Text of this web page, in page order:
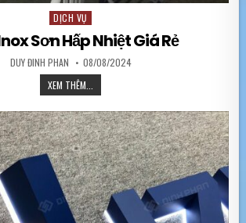
Posted in
DỊCH VỤ
Sơn Hấp Nhiệt Giá Rẻ
AUTHOR:
DUY ĐINH PHAN PUBLISHED DATE:
08/08/2024
XEM THÊM...